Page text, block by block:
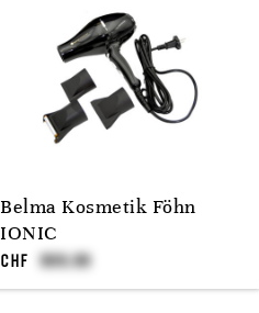
Belma Kosmetik Föhn
IONIC
CHF